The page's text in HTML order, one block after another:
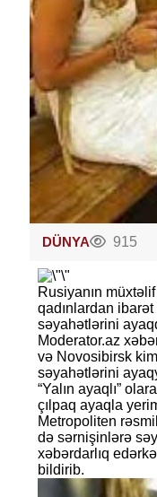
DÜNYA 915
Rusiyanın
qadınlardan ibarət
səyahətlərini
Moderator.az
və Novosibirsk
səyahətlərini
“Yalın ayaqlı”
çılpaq ayaqla
Metropoliten
də sərnişinlərə
xəbərdarlıq
bildirib.